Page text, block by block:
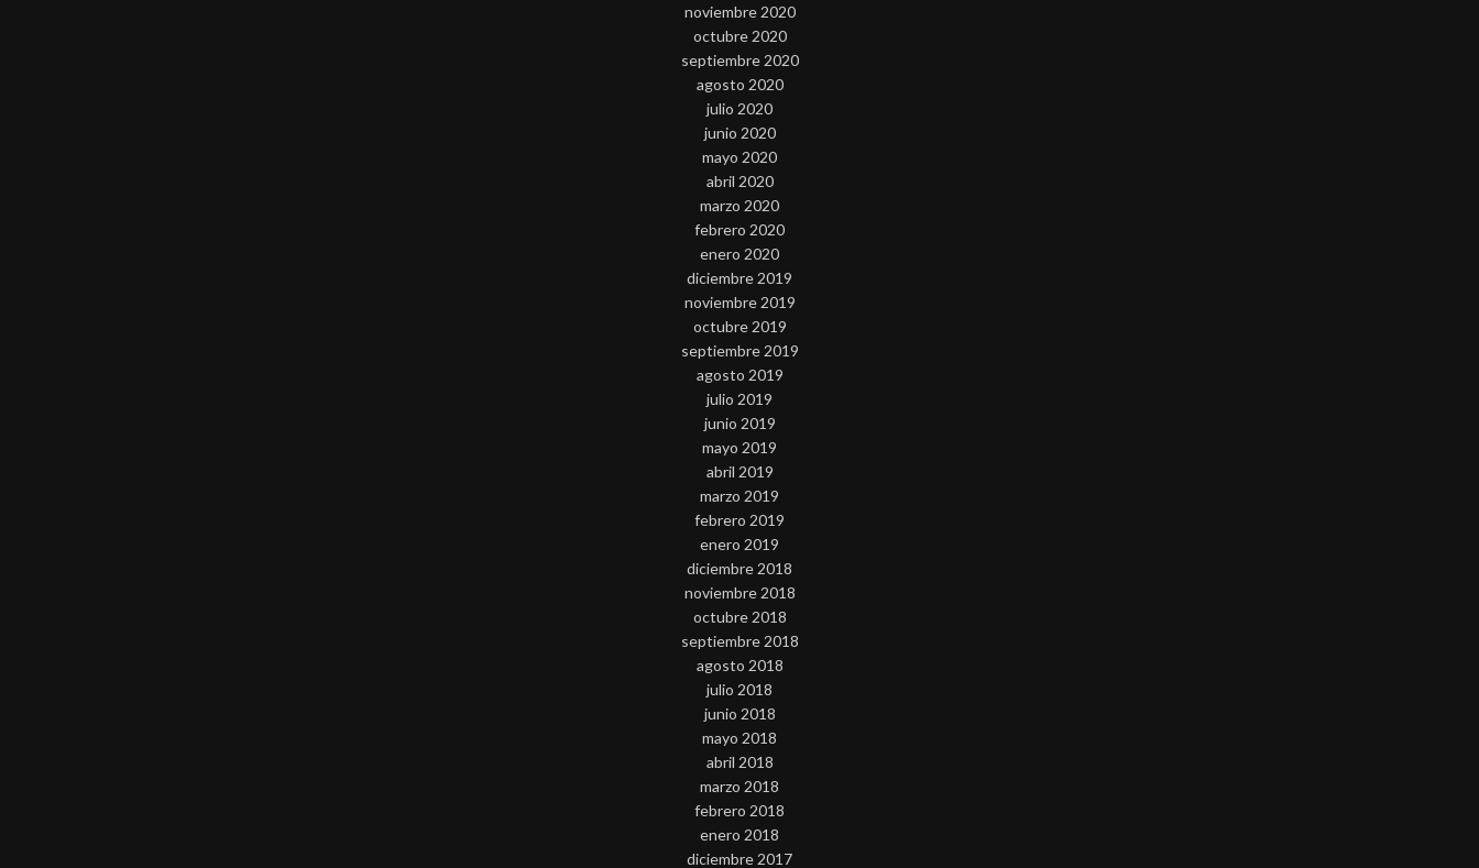
noviembre 2020
octubre 2020
septiembre 2020
agosto 2020
julio 2020
junio 2020
mayo 2020
abril 2020
marzo 2020
febrero 2020
enero 2020
diciembre 2019
noviembre 2019
octubre 2019
septiembre 2019
agosto 2019
julio 2019
junio 2019
mayo 2019
abril 2019
marzo 2019
febrero 2019
enero 2019
diciembre 2018
noviembre 2018
octubre 2018
septiembre 2018
agosto 2018
julio 2018
junio 2018
mayo 2018
abril 2018
marzo 2018
febrero 2018
enero 2018
diciembre 2017